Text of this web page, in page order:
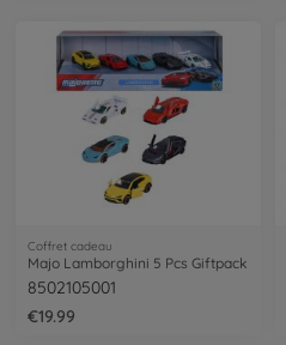
Coffret cadeau
Majo Lamborghini 5 Pcs Giftpack
8502105001
€19.99